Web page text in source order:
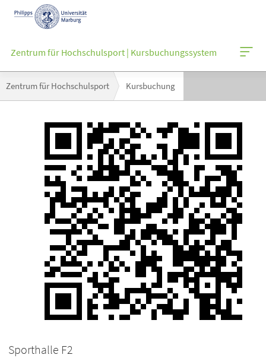
Navigation
Zentrum für Hochschulsport | Kursbuchungssystem
Navigation
Zentrum für Hochschulsport Kursbuchung
Sporthalle F2